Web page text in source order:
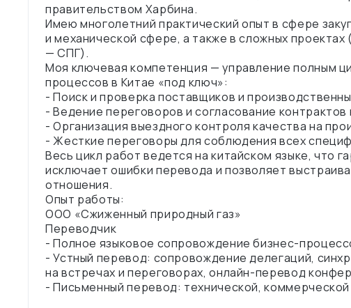
правительством Харбина.
Имею многолетний практический опыт в сфере
и механической сфере, а также в сложных
— СПГ).
Моя ключевая компетенция — управление полным
процессов в Китае «под ключ»:
- Поиск и проверка поставщиков и
- Ведение переговоров и согласование
- Организация выездного контроля качества на
- Жесткие переговоры для соблюдения всех
Весь цикл работ ведется на китайском языке, что
исключает ошибки перевода и позволяет
отношения.
Опыт работы:
ООО «Сжиженный природный газ»
Переводчик
- Полное языковое сопровождение бизнес-
- Устный перевод: сопровождение делегаций,
на встречах и переговорах, онлайн-перевод
- Письменный перевод: технической,